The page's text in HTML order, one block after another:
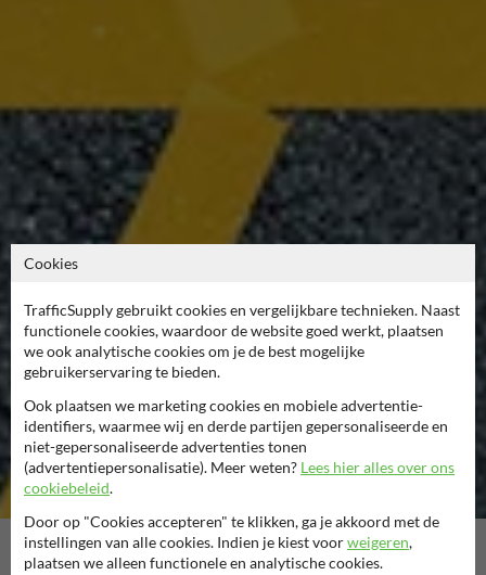
Verplichting laadpalen 11 maart 2021
Cookies
TrafficSupply gebruikt cookies en vergelijkbare technieken. Naast
functionele cookies, waardoor de website goed werkt, plaatsen
we ook analytische cookies om je de best mogelijke
gebruikerservaring te bieden.
Ook plaatsen we marketing cookies en mobiele advertentie-
identifiers, waarmee wij en derde partijen gepersonaliseerde en
niet-gepersonaliseerde advertenties tonen
(advertentiepersonalisatie). Meer weten? Lees hier alles over ons
cookiebeleid.
Door op "Cookies accepteren" te klikken, ga je akkoord met de
instellingen van alle cookies. Indien je kiest voorweigeren,
plaatsen we alleen functionele en analytische cookies.